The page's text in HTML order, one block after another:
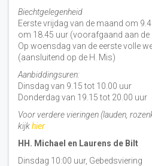
Biechtgelegenheid
Eerste vrijdag van de maand om
om 18.45 uur (voorafgaand aan de
Op woensdag van de eerste volle
(aansluitend op de H. Mis)
Aanbiddingsuren:
Dinsdag van 9.15 tot 10.00 uur
Donderdag van 19.15 tot 20.00 uur
Voor verdere vieringen (lauden,
kijkhier
HH. Michael en Laurens de Bilt
Dinsdag 10:00 uur, Gebedsviering